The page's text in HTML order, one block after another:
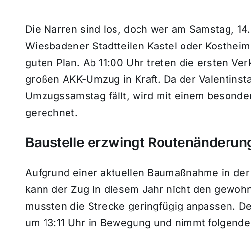
Die Narren sind los, doch wer am Samstag,
Wiesbadener Stadtteilen Kastel oder
guten Plan. Ab 11:00 Uhr treten die ersten
großen AKK-Umzug in Kraft. Da der
Umzugssamstag fällt, wird mit einem
gerechnet.
Baustelle erzwingt
Aufgrund einer aktuellen Baumaßnahme in
kann der Zug in diesem Jahr nicht den
mussten die Strecke geringfügig anpassen.
um 13:11 Uhr in Bewegung und nimmt